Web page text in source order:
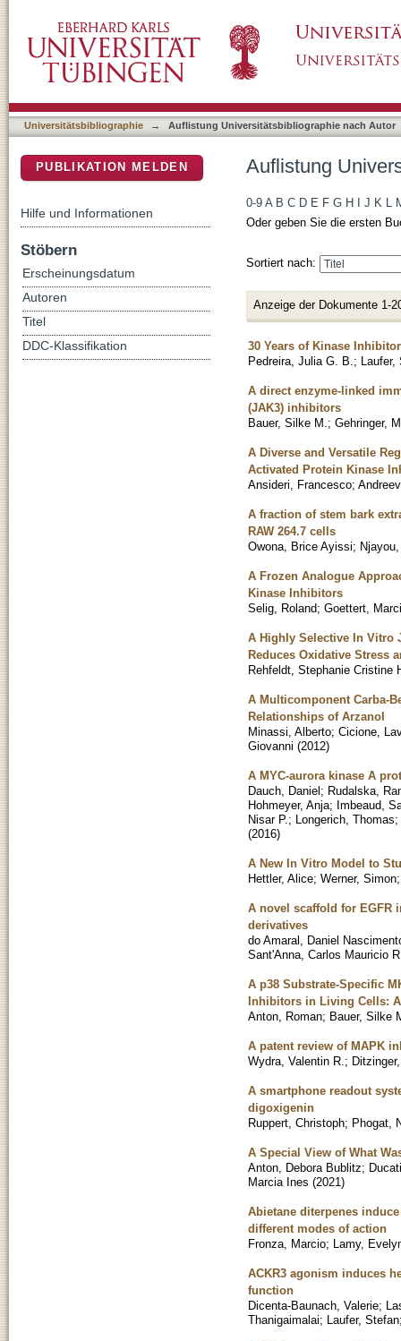
Universitätsbibliographie → Auflistung Universitätsbibliographie nach Autor
Auflistung
0-9 A B C D E F G H J K L
Oder geben Sie die ersten
Sortiert nach:
Anzeige der Dokumente 1-
30 Years of Kinase
Pedreira, Julia G. B. ; Laufer,
A direct enzyme-linked
(JAK3) inhibitors
Bauer, Silke M. ; Gehringer,
A Diverse and Versatile
Activated Protein Kinase
Ansideri, Francesco;
A fraction of stem bark
RAW 264.7 cells
Owona, Brice Ayissi;
A Frozen Analogue
Kinase Inhibitors
Selig, Roland; Goettert,
A Highly Selective In Vitro
Reduces Oxidative Stress
Rehfeldt, Stephanie Cristine
A Multicomponent Carba-
Relationships of Arzanol
Minassi, Alberto; Cicione,
Giovanni (2012)
A MYC-aurora kinase A
Dauch, Daniel; Rudalska,
Hohmeyer, Anja; Imbeaud,
Nisar P. ; Longerich, Thomas;
(2016)
A New In Vitro Model to
Hettler, Alice; Werner, Simon
A novel scaffold for EGFR
derivatives
do Amaral, Daniel
Sant'Anna, Carlos Mauricio
A p38 Substrate-Specific
Inhibitors in Living Cells:
Anton, Roman; Bauer, Silke
A patent review of MAPK
Wydra, Valentin R. ;
A smartphone readout
digoxigenin
Ruppert, Christoph; Phogat,
A Special View of What
Anton, Debora Bublitz;
Marcia Ines (2021)
Abietane diterpenes
different modes of action
Fronza, Marcio; Lamy,
ACKR3 agonism induces
function
Dicenta-Baunach, Valerie;
Thanigaimalai; Laufer, Stefan
PUBLIKATION MELDEN
Hilfe und Informationen
Stöbern
Erscheinungsdatum
Autoren
Titel
DDC-Klassifikation